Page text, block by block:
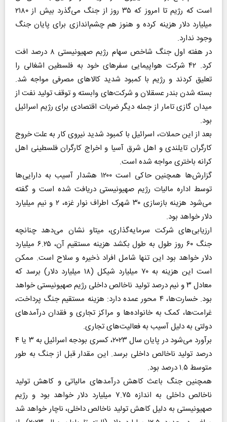
است که رژیم تا امروز که ۳۵ روز از جنگ می‌گذرد بیش از ۲۱۸۰
میلیارد دلار هزینه کرده و هنوز هم چشم‌اندازی برای پایان جنگ
وجود ندارد.
در هفته اول جنگ شاخص سهام رژیم صهیونیستی ۸ درصد افت
کرد. ۴۲ شرکت هواپیمایی سفر‌های خود به فلسطین اشغالی را
تعلیق کردند و رژیم با کمبود شدید کالا‌های مصرفی مواجه شد.
بسته شدن بندر عسقلان و شرکت‌های وابسته و توقف تولید نفت از
میدان گازی تامار از جمله دیگر ضربات اقتصادی برای رژیم اسرائیل
بود.
بعد از این حملات، اسرائیل با کمبود شدید نیروی کار به علت خروج
کارگران تایلندی و اهل شرق آسیا و اخراج کارگران فلسطینی اهل
کرانه باختری مواجه شده است.
گزارش‌ها همچنین حاکی است ۱۲۰۰ هشدار آسیب به دارایی‌ها
توسط اداره مالیات رژیم صهیونیستی دریافت شده است و گفته
می‌شود هزینه بازسازی ۳۰ شهرک اطراف نوار غزه، ۲ و نیم میلیارد
دلار خواهد بود.
ارزیابی‌های شرکت سرمایه‌گذاری، میتاو نشان می‌دهد چنانچه
جنگ ۶۰ روز طول به طول بکشد هزینه مستقیم آن، ۶.۲۵ میلیارد
دلار خواهد بود این تنها شامل افراد ذخیره و سلاح است. ممکن
است این هزینه به ۷۰ میلیارد شیکل (۱۸ میلیارد دلار) برسد که
معادل ۳ و نیم درصد تولید ناخالص داخلی رژیم صهیونیستی خواهد
بود. خسارت‌ها، ۴ محور عمده دارد: هزینه مستقیم جنگ پرداخت،
غرامت‌ها، کمک به خانواده‌ها و مراکز تجاری و فقدان درآمد‌های
دولتی به دلیل آسیب به فعالیت‌های تجاری.
برآورد می‌شود در پایان سال ۲۰۲۳، کسری بودجه اسرائیل به ۳ یا ۴
درصد تولید ناخالص داخلی برسد. این مقدار قبل از جنگ به طور
متوسط ۱.۵ درصد بود.
همچنین جنگ باعث کاهش درآمد‌های مالیاتی و کاهش تولید
ناخالص داخلی به اندازه ۷.۷۵ میلیارد دلار خواهد بود و رژیم
صهیونیستی به دلیل کاهش تولید ناخالص داخلی، ناچار خواهد شد